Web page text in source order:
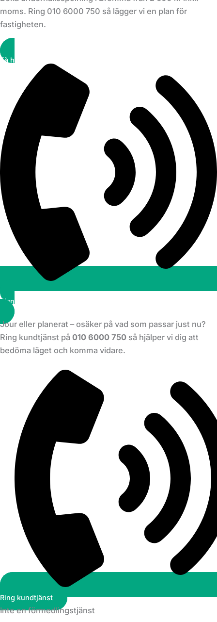
moms. Ring 010 6000 750 så lägger vi en plan för
fastigheten.
Få hjälp snabbt!
Planera ett besök
Jour eller planerat – osäker på vad som passar just nu?
Ring kundtjänst på 010 6000 750 så hjälper vi dig att
bedöma läget och komma vidare.
Ring kundtjänst
Inte en förmedlingstjänst